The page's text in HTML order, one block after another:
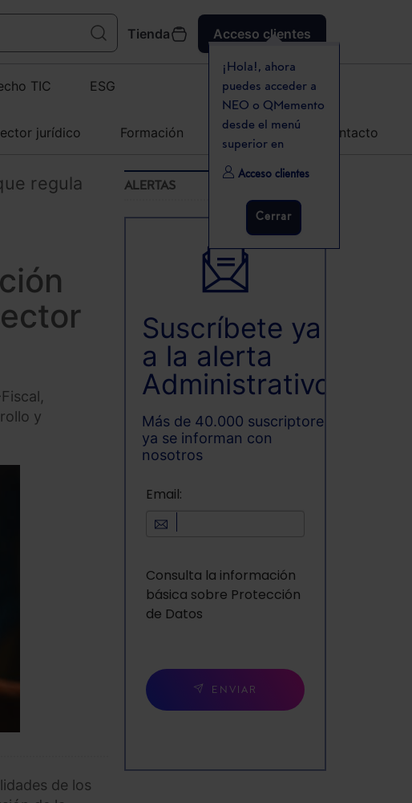
Tienda Acceso clientes
¡Hola!, ahora
puedes acceder a
NEO o QMemento
desde el menú
superior en
Acceso clientes
Cerrar
TIC ESG
jurídico Formación Agenda Contacto
regula
y
de los
ALERTAS
Suscríbete ya
a la alerta
Administrativo
Más de 40.000 suscriptores
ya se informan con
nosotros
Email:
Consulta la información
básica sobre Protección
de Datos
ENVIAR